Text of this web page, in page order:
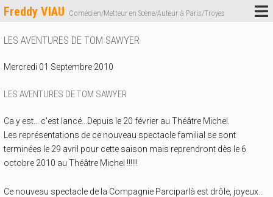
Freddy VIAU Comédien/Metteur en Scène/Auteur à Paris/Troyes
LES AVENTURES DE TOM SAWYER
Mercredi 01 Septembre 2010
LES AVENTURES DE TOM SAWYER
Ca y est... c'est lancé...Depuis le 20 février au Théâtre Michel.
Les représentations de ce nouveau spectacle familial se sont
terminées le 29 avril pour cette saison mais reprendront dès le 6
octobre 2010 au Théâtre Michel !!!!!!
Ce nouveau spectacle de la Compagnie Parciparlà est drôle, joyeux...